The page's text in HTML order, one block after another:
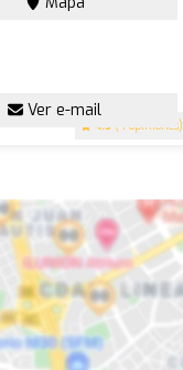
4.5 (4 opiniones)
Ver e-mail